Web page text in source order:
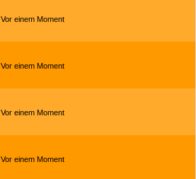
Vor einem Moment
Vor einem Moment
Vor einem Moment
Vor einem Moment